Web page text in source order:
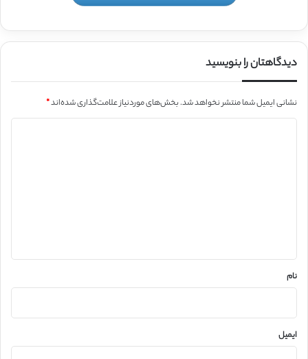
دیدگاهتان را بنویسید
نشانی ایمیل شما منتشر نخواهد شد.بخش‌های موردنیاز علامت‌گذاری شده‌اند*
نام
ایمیل